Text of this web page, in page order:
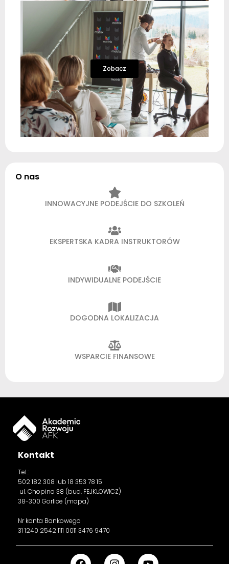
Zobacz
O nas
INNOWACYJNE PODEJŚCIE DO SZKOLEŃ
EKSPERTSKA KADRA INSTRUKTORÓW
INDYWIDUALNE PODEJŚCIE
DOGODNA LOKALIZACJA
WSPARCIE FINANSOWE
Kontakt
Tel.:
502 182 308 lub 18 353 78 15
ul. Chopina 38 (bud. FEJKLOWICZ)
38-300 Gorlice (mapa)
Nr konta Bankowego
31 1240 2542 1111 0011 3476 9470